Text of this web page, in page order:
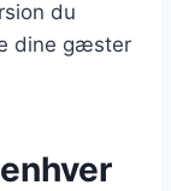
du
dine gæster